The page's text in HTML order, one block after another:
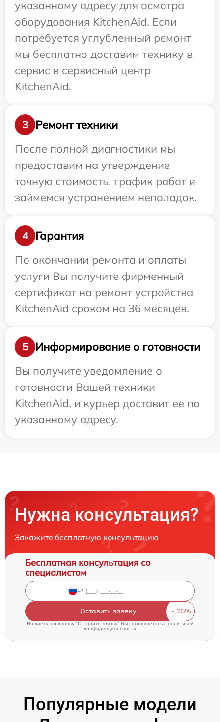
указанному адресу для осмотра
оборудования KitchenAid. Если
потребуется углубленный ремонт
мы бесплатно доставим технику в
сервис в сервисный центр
KitchenAid.
3
Ремонт техники
После полной диагностики мы
предоставим на утверждение
точную стоимость, график работ и
займемся устранением неполадок.
4
Гарантия
По окончании ремонта и оплаты
услуги Вы получите фирменный
сертификат на ремонт устройства
KitchenAid сроком на 36 месяцев.
5
Информирование о готовности
Вы получите уведомление о
готовности Вашей техники
KitchenAid, и курьер доставит ее по
указанному адресу.
Нужна консультация?
Закажите бесплатную консультацию
Бесплатная консультация со
специалистом
Оставить заявку
Нажимая на кнопку "Оставить заявку" Вы соглашаетесь cполитикой
конфиденциальности
Популярные модели